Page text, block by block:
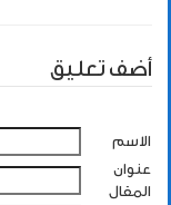
أضف تعليق
الاسم
عنوان
المقال